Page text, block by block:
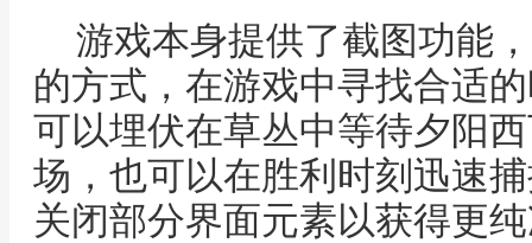
游戏本身提供了截图功能
的方式，在游戏中寻找合适
可以埋伏在草丛中等待夕阳
场，也可以在胜利时刻迅速
关闭部分界面元素以获得更